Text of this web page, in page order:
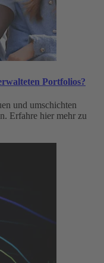
Portfolios?
und umschichten
Erfahre hier mehr zu